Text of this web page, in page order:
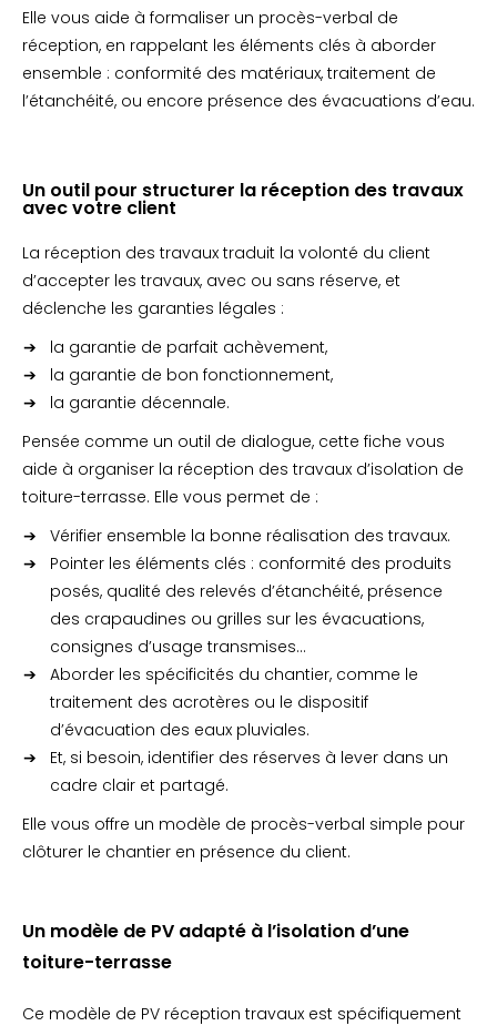
Elle vous aide à formaliser un procès-verbal de
réception, en rappelant les éléments clés à aborder
ensemble : conformité des matériaux, traitement de
l’étanchéité, ou encore présence des évacuations d’eau.
Un outil pour structurer la réception des travaux
avec votre client
La réception des travaux traduit la volonté du client
d’accepter les travaux, avec ou sans réserve, et
déclenche les garanties légales :
la garantie de parfait achèvement,
la garantie de bon fonctionnement,
la garantie décennale.
Pensée comme un outil de dialogue, cette fiche vous
aide à organiser la réception des travaux d’isolation de
toiture-terrasse. Elle vous permet de :
Vérifier ensemble la bonne réalisation des travaux.
Pointer les éléments clés : conformité des produits
posés, qualité des relevés d’étanchéité, présence
des crapaudines ou grilles sur les évacuations,
consignes d’usage transmises…
Aborder les spécificités du chantier, comme le
traitement des acrotères ou le dispositif
d’évacuation des eaux pluviales.
Et, si besoin, identifier des réserves à lever dans un
cadre clair et partagé.
Elle vous offre un modèle de procès-verbal simple pour
clôturer le chantier en présence du client.
Un modèle de PV adapté à l’isolation d’une
toiture-terrasse
Ce modèle de PV réception travaux est spécifiquement